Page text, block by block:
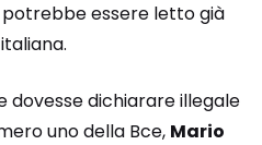
essere letto già
dovesse dichiarare illegale
uno della Bce, Mario